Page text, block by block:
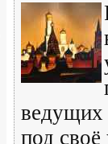
под своё